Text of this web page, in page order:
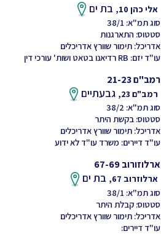
אלי כהן 10,
בת ים
סוג תמ"א: 38/1
סטטוס: התארגנות
אדריכל: תימור שוורץ אדריכלים
עו"ד יזם: RB רדיאנו בטאט ושות' עורכי דין
רמב"ם 21-23
רמב"ם 23, גבעתיים
סוג תמ"א: 38/2
סטטוס: בקשת היתר
אדריכל: תימור שוורץ אדריכלים
עו"ד דיירים: משרד עו"ד לא ידוע
ארלוזורוב 67-69
ארלוזרוב 67, בת ים
סוג תמ"א: 38/1
סטטוס: קבלת היתר
אדריכל: תימור שוורץ אדריכלים
עו"ד דיירים: